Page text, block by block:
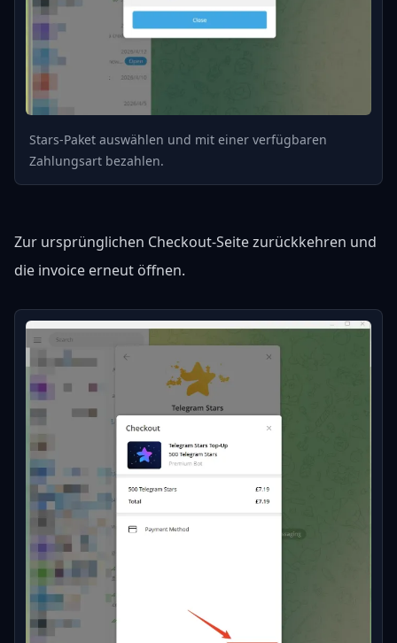
Stars-Paket auswählen und mit einer verfügbaren
Zahlungsart bezahlen.
Zur ursprünglichen Checkout-Seite zurückkehren und
die invoice erneut öffnen.